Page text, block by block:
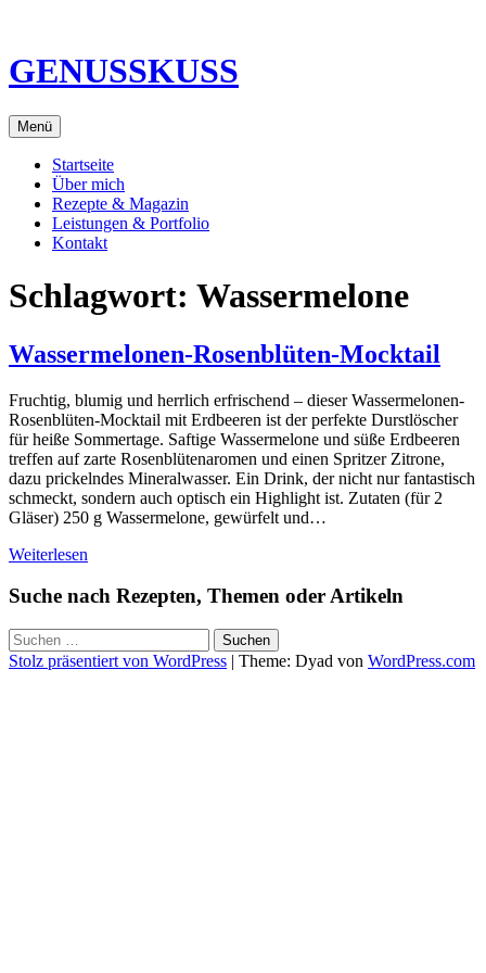
Inhalt
GENUSSKUSS
Menü
Startseite
Über mich
Rezepte & Magazin
Leistungen & Portfolio
Kontakt
Schlagwort: Wassermelone
Wassermelonen-Rosenblüten-Mocktail
Fruchtig, blumig und herrlich erfrischend – dieser Wassermelonen-
Rosenblüten-Mocktail mit Erdbeeren ist der perfekte Durstlöscher
für heiße Sommertage. Saftige Wassermelone und süße Erdbeeren
treffen auf zarte Rosenblütenaromen und einen Spritzer Zitrone,
dazu prickelndes Mineralwasser. Ein Drink, der nicht nur fantastisch
schmeckt, sondern auch optisch ein Highlight ist. Zutaten (für 2
Gläser) 250 g Wassermelone, gewürfelt und…
Weiterlesen
Suche nach Rezepten, Themen oder Artikeln
Suchen
nach:
Stolz präsentiert von WordPress | Theme: Dyad von WordPress.com